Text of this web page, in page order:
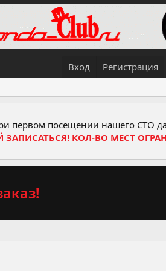
Вход Регистрация
первом посещении нашего СТО
ЗАПИСАТЬСЯ! КОЛ-ВО МЕСТ